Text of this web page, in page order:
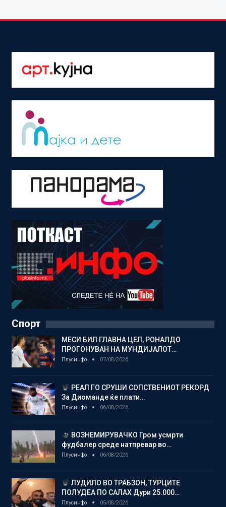
Спорт
МЕСИ БИЛ ГЛАВНА ЦЕЛ, РОНАЛДО
ПРОГОНУВАН НА МУНДИЈАЛОТ…
Плусинфо 07/08/2026
РЕАЛ ГО СРУШИ СОПСТВЕНИОТ РЕКОРД
За Диоманде ќе плати…
Плусинфо 06/08/2026
ВОЗНЕМИРУВАЧКО Гром усмрти
фудбалер среде натпревар во…
Плусинфо 06/08/2026
ЛУДИЛО ВО ТРАБЗОН, ТУРЦИТЕ
ПОЛУДЕА ПО САЛАХ Дури 25.000…
Плусинфо 05/08/2026